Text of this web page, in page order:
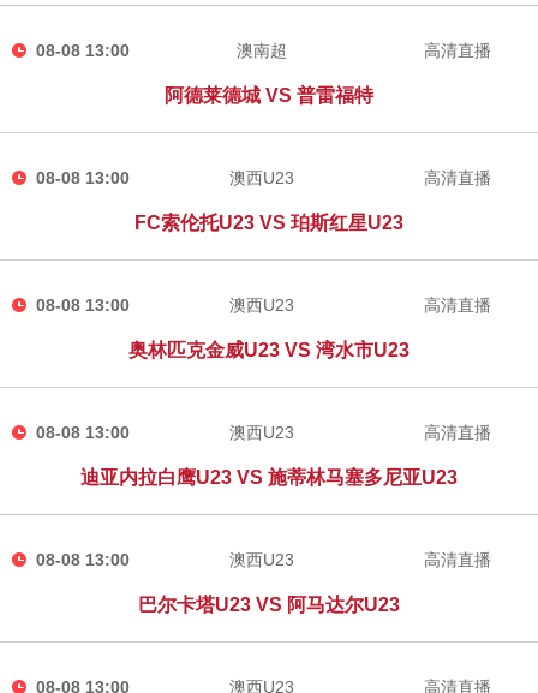
08-08 13:00 澳南超
阿德莱德城 VS 普雷福特
高清直播
08-08 13:00 澳西U23
FC索伦托U23 VS 珀斯红星U23
高清直播
08-08 13:00 澳西U23
奥林匹克金威U23 VS 湾水市U23
高清直播
08-08 13:00 澳西U23
迪亚内拉白鹰U23 VS 施蒂林马塞多尼亚U23
高清直播
08-08 13:00 澳西U23
巴尔卡塔U23 VS 阿马达尔U23
高清直播
08-08 13:00 澳西U23 高清直播